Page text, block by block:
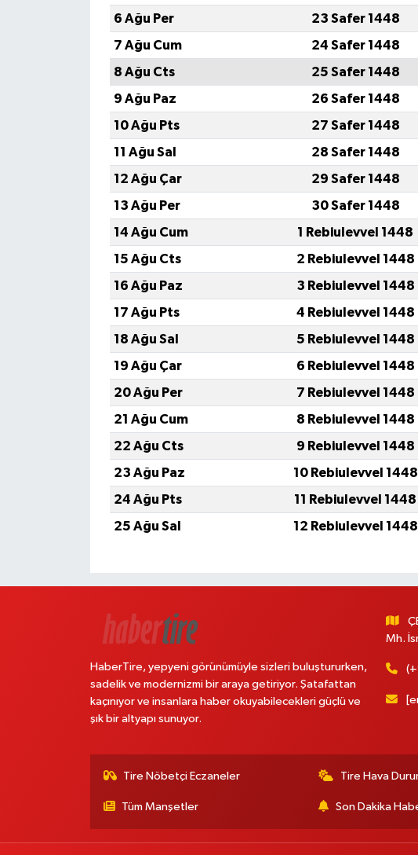
6 Ağu Per
23 Safer 1448
7 Ağu Cum
24 Safer 1448
8 Ağu Cts
25 Safer 1448
9 Ağu Paz
26 Safer 1448
10 Ağu Pts
27 Safer 1448
11 Ağu Sal
28 Safer 1448
12 Ağu Çar
29 Safer 1448
13 Ağu Per
30 Safer 1448
14 Ağu Cum
1 Rebiulevvel 1448
15 Ağu Cts
2 Rebiulevvel 1448
16 Ağu Paz
3 Rebiulevvel 1448
17 Ağu Pts
4 Rebiulevvel 1448
18 Ağu Sal
5 Rebiulevvel 1448
19 Ağu Çar
6 Rebiulevvel 1448
20 Ağu Per
7 Rebiulevvel 1448
21 Ağu Cum
8 Rebiulevvel 1448
22 Ağu Cts
9 Rebiulevvel 1448
23 Ağu Paz
10 Rebiulevvel 1448
24 Ağu Pts
11 Rebiulevvel 1448
25 Ağu Sal
12 Rebiulevvel 1448
HaberTire, yepyeni görünümüyle sizleri buluştururken,
sadelik ve modernizmi bir araya getiriyor. Şatafattan
kaçınıyor ve insanlara haber okuyabilecekleri güçlü ve
şık bir altyapı sunuyor.
Mh.
Tire Nöbetçi Eczaneler Tire Hava
Tüm Manşetler Son Dakika